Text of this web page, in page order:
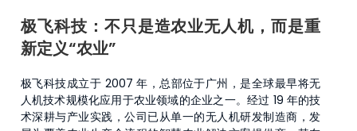
极飞科技：不只是造农业无人机，而是重
新定义“农业”
极飞科技成立于 2007 年，总部位于广州，是全球最早将无
人机技术规模化应用于农业领域的企业之一。经过 19 年的技
术深耕与产业实践，公司已从单一的无人机研发制造商，发